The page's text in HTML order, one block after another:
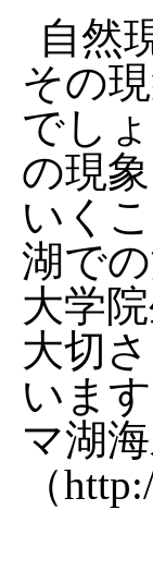
自然
その
でし
の現
いく
湖で
大学
大切
いま
マ湖
（